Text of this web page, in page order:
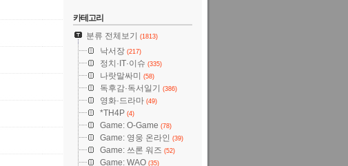
카테고리
분류 전체보기
(1813)
낙서장 (217)
정치·IT·이슈 (335)
나랏말싸미 (58)
독후감·독서일기 (386)
영화·드라마 (49)
*TH4P (4)
Game: O-Game (78)
Game: 영웅 온라인 (39)
Game: 쓰론 워즈 (52)
Game: WAO (35)